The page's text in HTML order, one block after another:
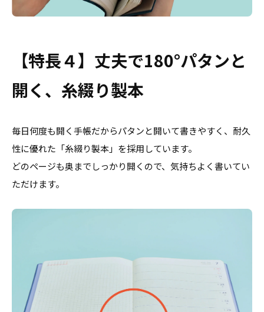
【特長４】丈夫で180°パタンと
開く、糸綴り製本
毎日何度も開く手帳だからパタンと開いて書きやすく、耐久
性に優れた「糸綴り製本」を採用しています。
どのページも奥までしっかり開くので、気持ちよく書いてい
ただけます。